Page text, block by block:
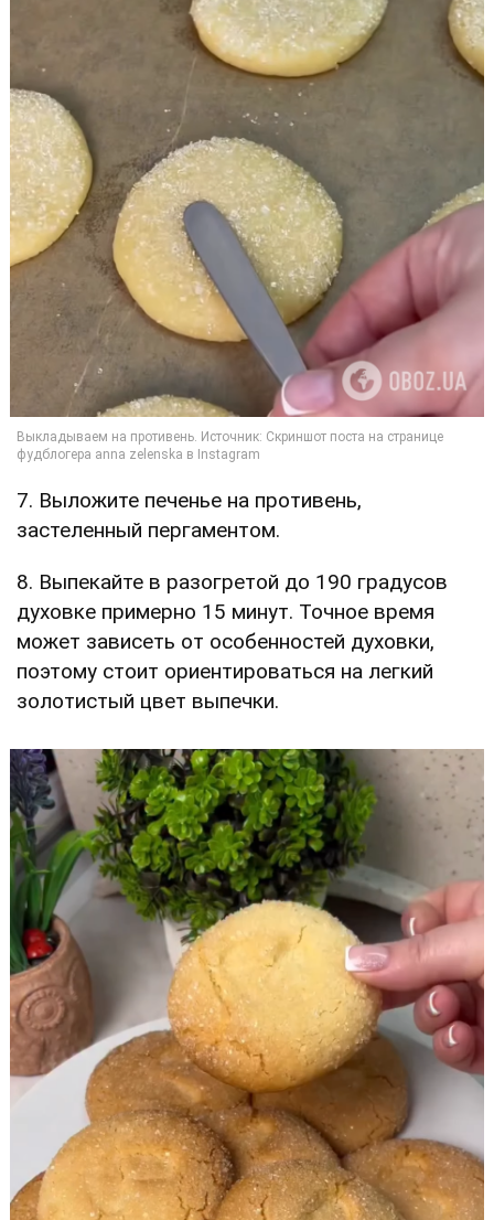
7. Выложите печенье на противень,
застеленный пергаментом.
8. Выпекайте в разогретой до 190 градусов
духовке примерно 15 минут. Точное время
может зависеть от особенностей духовки,
поэтому стоит ориентироваться на легкий
золотистый цвет выпечки.